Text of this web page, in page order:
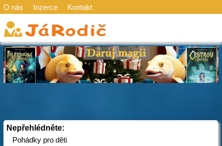
O nás Inzerce Kontakt
Nepřehlédněte:
Pohádky pro děti